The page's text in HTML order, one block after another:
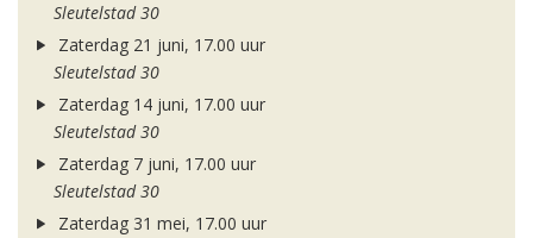
Sleutelstad 30
Zaterdag 21 juni, 17.00 uur
Sleutelstad 30
Zaterdag 14 juni, 17.00 uur
Sleutelstad 30
Zaterdag 7 juni, 17.00 uur
Sleutelstad 30
Zaterdag 31 mei, 17.00 uur